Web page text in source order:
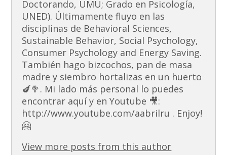
Doctorando, UMU; Grado en Psicología,
UNED). Últimamente fluyo en las
disciplinas de Behavioral Sciences,
Sustainable Behavior, Social Psychology,
Consumer Psychology and Energy Saving.
También hago bizcochos, pan de masa
madre y siembro hortalizas en un huerto
🍆🥦. Mi lado más personal lo puedes
encontrar aquí y en Youtube 🎥:
http://www.youtube.com/aabrilru . Enjoy!
🤗
View more posts from this author